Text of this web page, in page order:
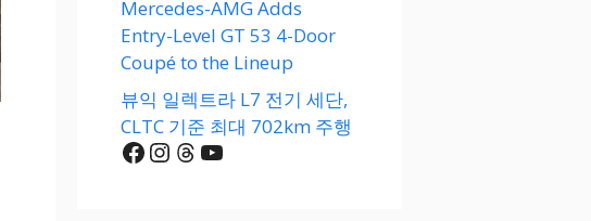
Mercedes-AMG Adds
Entry-Level GT 53 4-Door
Coupé to the Lineup
뷰익 일렉트라 L7 전기 세단,
CLTC 기준 최대 702km 주행
Facebook
Instagram
Threads
YouTube